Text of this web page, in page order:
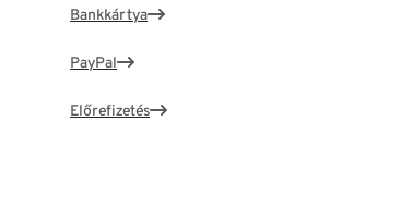
Bankkártya
PayPal
Előrefizetés